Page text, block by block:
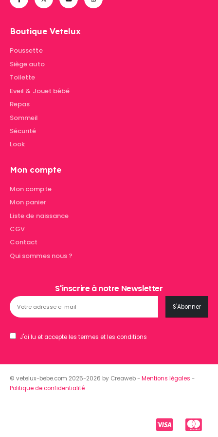
Boutique Vetelux
Poussette
Siège auto
Toilette
Eveil & Jouet bébé
Repas
Sommeil
Sécurité
Look
Mon compte
Mon compte
Mon panier
Liste de naissance
CGV
Contact
Qui sommes nous ?
S'inscrire à notre Newsletter
J'ai lu et accepte les termes et les conditions
© vetelux-bebe.com 2025-2026 by Creaweb -Mentions légales -
Politique de confidentialité